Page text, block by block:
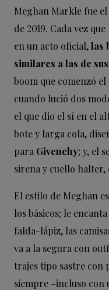
Meghan Markle fue el
de 2019. Cada vez
en un acto oficial,las
similares a las de
boom que comenzó
cuando lució dos
el que dio el sí en el
bote y larga cola,
para Givenchy; y, el
sirena y cuello
El estilo de Meghan
los básicos; le
falda-lápiz, las
va a la segura con
trajes tipo sastre con
siempre –incluso con